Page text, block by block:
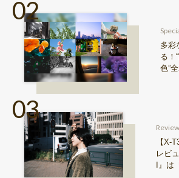
多彩
る！
色”
Review
【X-
レビ
I』は